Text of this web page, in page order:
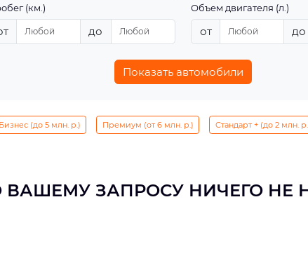
(км.)
до
Объем двигателя (л.)
от до
Показать автомобили
Бизнес (до 5 млн. р.) Премиум (от 6 млн. р.) Стандарт + (до 2 млн.
ВАШЕМУ ЗАПРОСУ НИЧЕГО НЕ